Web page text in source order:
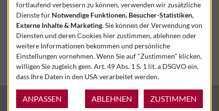
Kontakt
Gebrauchtmaschinen
Kalibrierung + Service
Produkte + Leistungen
Startseite
Mediathek
© 2026 - 3-Rath GmbH &
Made by hype.media
fortlaufend verbessern zu können, verwenden wir zusätzliche
Dienste für Notwendige Funktionen, Besucher-Statistiken,
Externe Inhalte & Marketing. Sie können der Verwendung von
Diensten und deren Cookies hier zustimmen, ablehnen oder
weitere Informationen bekommen und persönliche
Einstellungen vornehmen. Wenn Sie auf "Zustimmen" klicken,
willigen Sie zugleich gem. Art. 49 Abs. 1 S. 1 lit. a DSGVO ein,
dass Ihre Daten in den USA verarbeitet werden.
ANPASSEN ABLEHNEN ZUSTIMMEN